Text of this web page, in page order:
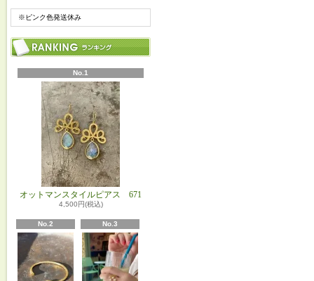
※ピンク色発送休み
No.1
オットマンスタイルピアス 671
4,500円(税込)
No.2 No.3